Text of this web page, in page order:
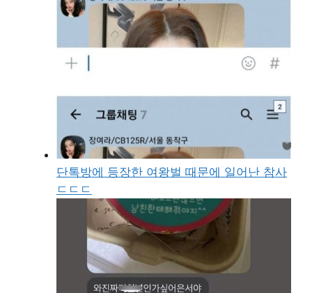
단톡방에 등장한 여왕벌 때문에 일어난 참사
ㄷㄷㄷ